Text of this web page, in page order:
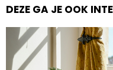
DEZE GA JE OOK